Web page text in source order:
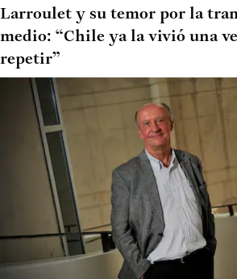
Larroulet y su temor por la
medio: “Chile ya la vivió una
repetir”